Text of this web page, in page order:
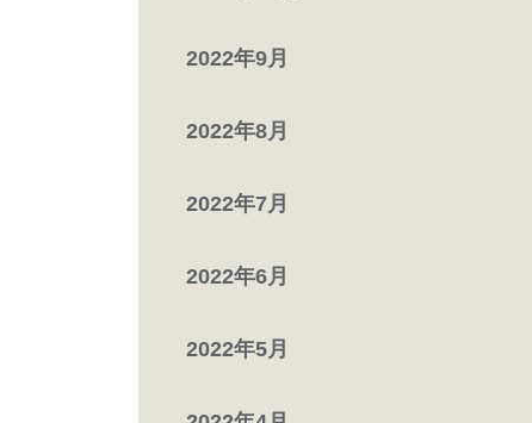
2022年9月
2022年8月
2022年7月
2022年6月
2022年5月